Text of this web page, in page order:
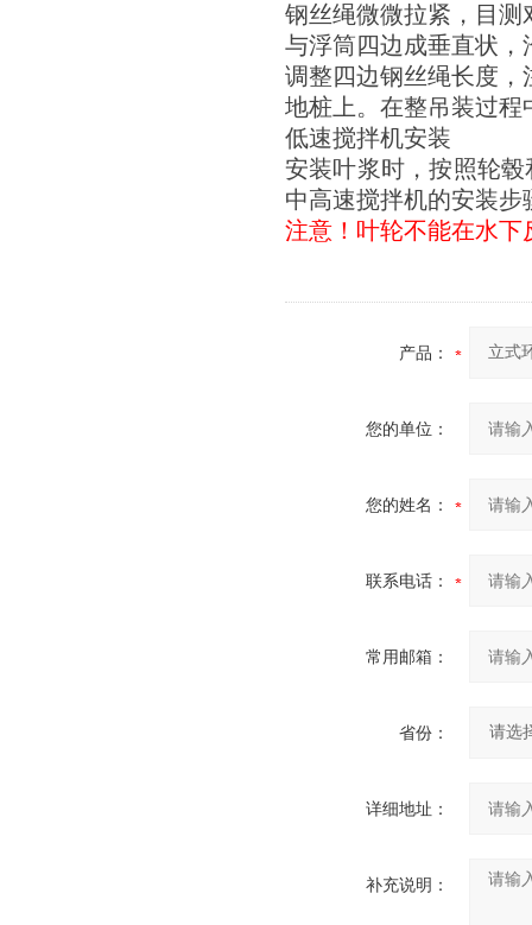
钢丝绳微微拉紧，目
与浮筒四边成垂直状
调整四边钢丝绳长度
地桩上。在整吊装过
低速搅拌机安装
安装叶浆时，按照轮
中高速搅拌机的安装步
注意！叶轮不能在水
产品：
您的单位：
您的姓名：
联系电话：
常用邮箱：
省份：
详细地址：
补充说明：